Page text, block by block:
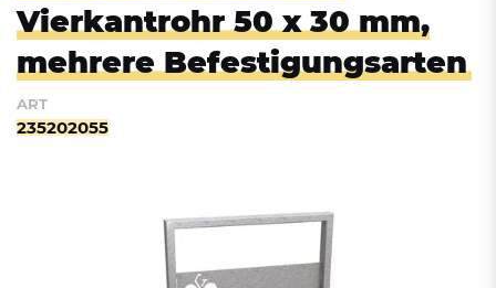
Vierkantrohr 50 x 30 mm,
mehrere Befestigungsarten
ART
235202055